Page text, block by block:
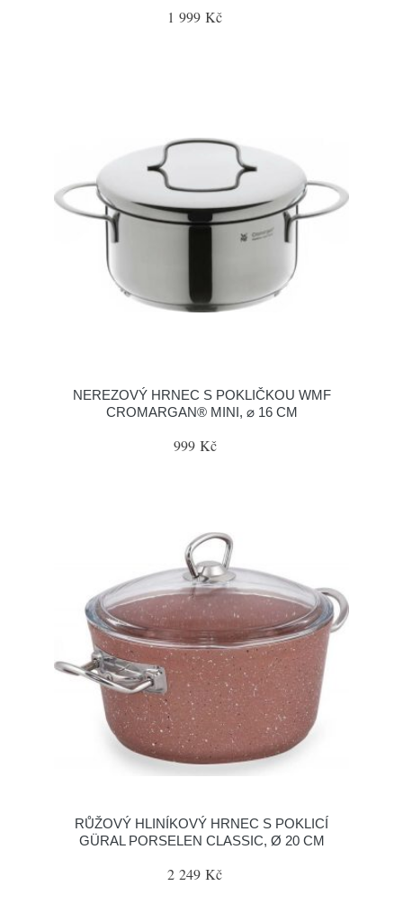
1 999 Kč
NEREZOVÝ HRNEC S POKLIČKOU WMF
CROMARGAN® MINI, ⌀ 16 CM
999 Kč
RŮŽOVÝ HLINÍKOVÝ HRNEC S POKLICÍ
GÜRAL PORSELEN CLASSIC, Ø 20 CM
2 249 Kč